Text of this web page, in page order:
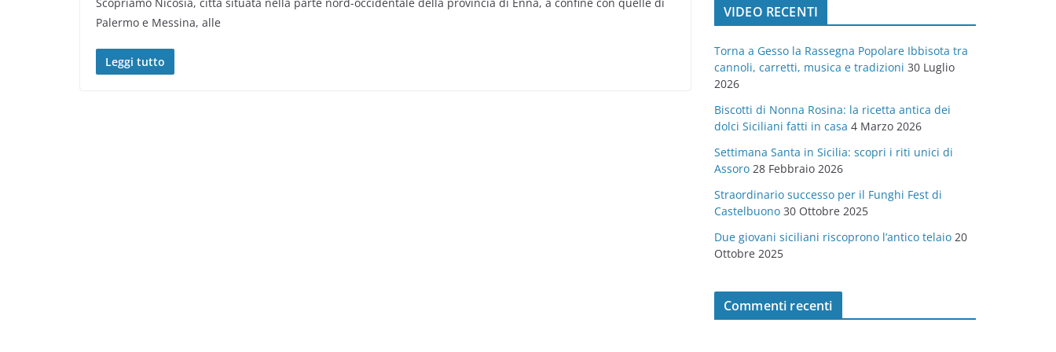
Palermo e Messina, alle
Leggi tutto
o
r
e
VIDEO RECENTI
Torna a Gesso la Rassegna Popolare Ibbisota tra
cannoli, carretti, musica e tradizioni 30 Luglio
2026
Biscotti di Nonna Rosina: la ricetta antica dei
dolci Siciliani fatti in casa 4 Marzo 2026
Settimana Santa in Sicilia: scopri i riti unici di
Assoro 28 Febbraio 2026
Straordinario successo per il Funghi Fest di
Castelbuono 30 Ottobre 2025
Due giovani siciliani riscoprono l’antico telaio 20
Ottobre 2025
Commenti recenti